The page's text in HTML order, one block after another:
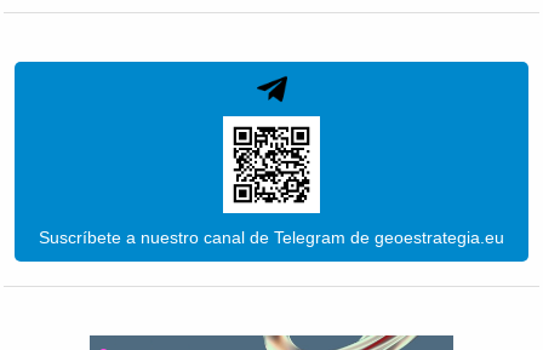
Suscríbete a nuestro canal de Telegram de geoestrategia.eu